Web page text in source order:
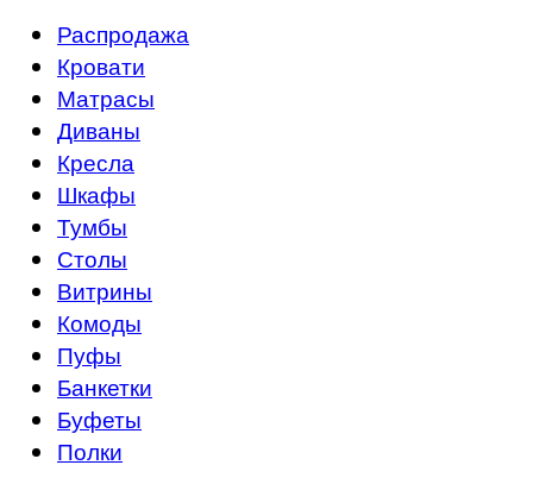
Распродажа
Кровати
Матрасы
Диваны
Кресла
Шкафы
Тумбы
Столы
Витрины
Комоды
Пуфы
Банкетки
Буфеты
Полки